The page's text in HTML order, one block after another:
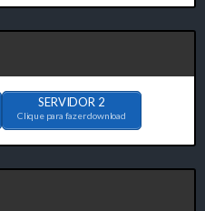
SERVIDOR 2
Clique para fazer download